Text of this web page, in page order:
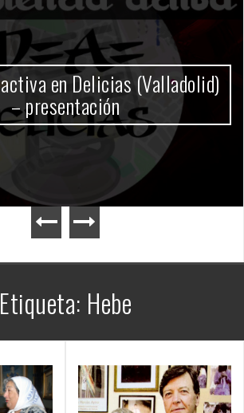
Gobierno Milei
Etiqueta: Hebe